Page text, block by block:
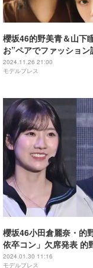
櫻坂46的野美青＆山下
お”ペアでファッショ
年の抱負明かす
2024.11.26 21:00
モデルプレス
櫻坂46小田倉麗奈・的
依卒コン」欠席発表 的
Day2出演判断
2024.01.30 11:16
モデルプレス